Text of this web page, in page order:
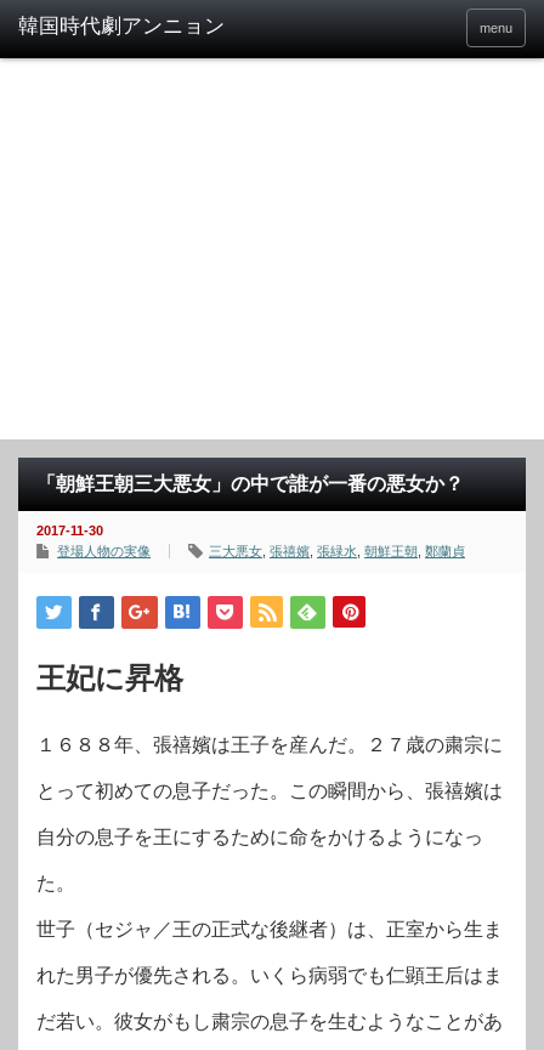
menu
「朝鮮王朝三大悪女」の中で誰が一番の悪女か？
2017-11-30
登場人物の実像
三大悪女 張禧嬪 張緑水 朝鮮王朝 鄭蘭貞
王妃に昇格
１６８８年、張禧嬪は王子を産んだ。２７歳の粛宗に
とって初めての息子だった。この瞬間から、張禧嬪は
自分の息子を王にするために命をかけるようになっ
た。
世子（セジャ／王の正式な後継者）は、正室から生ま
れた男子が優先される。いくら病弱でも仁顕王后はま
だ若い。彼女がもし粛宗の息子を生むようなことがあ